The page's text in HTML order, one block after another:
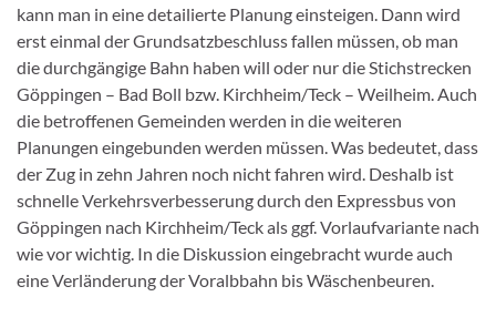
kann man in eine detailierte Planung einsteigen. Dann wird
erst einmal der Grundsatzbeschluss fallen müssen, ob man
die durchgängige Bahn haben will oder nur die Stichstrecken
Göppingen – Bad Boll bzw. Kirchheim/Teck – Weilheim. Auch
die betroffenen Gemeinden werden in die weiteren
Planungen eingebunden werden müssen. Was bedeutet, dass
der Zug in zehn Jahren noch nicht fahren wird. Deshalb ist
schnelle Verkehrsverbesserung durch den Expressbus von
Göppingen nach Kirchheim/Teck als ggf. Vorlaufvariante nach
wie vor wichtig. In die Diskussion eingebracht wurde auch
eine Verländerung der Voralbbahn bis Wäschenbeuren.